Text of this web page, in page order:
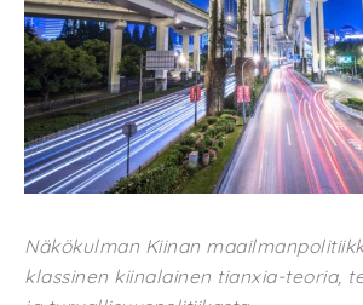
Näkökulman Kiinan
klassinen kiinalainen tianxia-teoria,